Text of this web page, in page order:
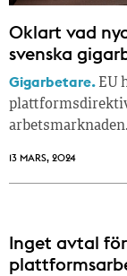
Oklart vad
svenska
Gigarbetare. EU
arbetsmarknaden.
13 MARS, 2024
Inget avtal